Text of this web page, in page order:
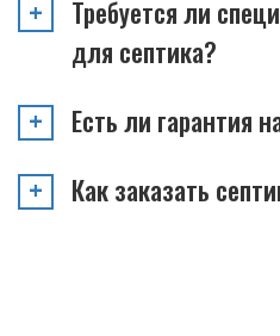
Требуется ли
для септика?
Есть ли гарантия
Как заказать